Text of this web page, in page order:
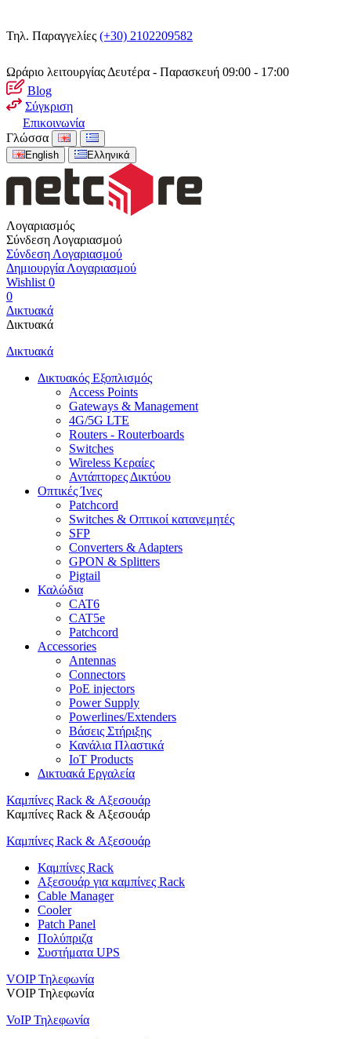
Τηλ. Παραγγελίες (+30) 2102209582
Ωράριο λειτουργίας Δευτέρα - Παρασκευή 09:00 - 17:00
Blog
Σύγκριση
Επικοινωνία
Γλώσσα
English Ελληνικά
Λογαριασμός
Σύνδεση Λογαριασμού
Σύνδεση Λογαριασμού
Δημιουργία Λογαριασμού
Wishlist 0
0
Δικτυακά
Δικτυακά
Δικτυακά
Δικτυακός Εξοπλισμός
Access Points
Gateways & Management
4G/5G LTE
Routers - Routerboards
Switches
Wireless Κεραίες
Αντάπτορες Δικτύου
Οπτικές Ίνες
Patchcord
Switches & Οπτικοί κατανεμητές
SFP
Converters & Adapters
GPON & Splitters
Pigtail
Καλώδια
CAT6
CAT5e
Patchcord
Accessories
Antennas
Connectors
PoE injectors
Power Supply
Powerlines/Extenders
Βάσεις Στήριξης
Κανάλια Πλαστικά
IoT Products
Δικτυακά Εργαλεία
Καμπίνες Rack & Αξεσουάρ
Καμπίνες Rack & Αξεσουάρ
Καμπίνες Rack & Αξεσουάρ
Καμπίνες Rack
Αξεσουάρ για καμπίνες Rack
Cable Manager
Cooler
Patch Panel
Πολύπριζα
Συστήματα UPS
VOIP Τηλεφωνία
VOIP Τηλεφωνία
VoIP Τηλεφωνία